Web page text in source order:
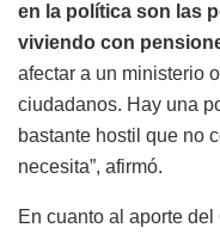
en la política son las
viviendo con
afectar a un ministerio
ciudadanos. Hay una
bastante hostil que no
necesita”, afirmó.
En cuanto al aporte